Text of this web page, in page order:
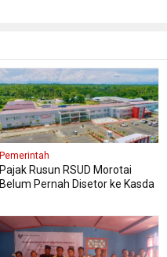
Pemerintah
Pajak Rusun RSUD Morotai
Belum Pernah Disetor ke Kasda